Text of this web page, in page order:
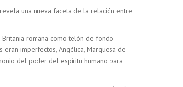
una nueva faceta de la relación entre
romana como telón de fondo
imperfectos, Angélica, Marquesa de
del poder del espíritu humano para